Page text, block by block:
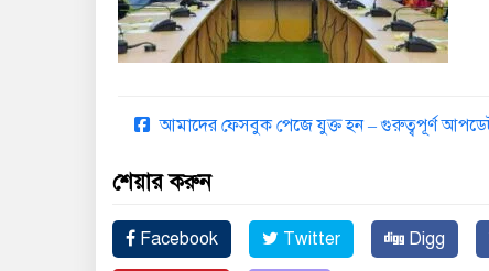
আমাদের ফেসবুক পেজে যুক্ত হন – গুরুত্বপূর্ণ
শেয়ার করুন
Facebook Twitter Digg